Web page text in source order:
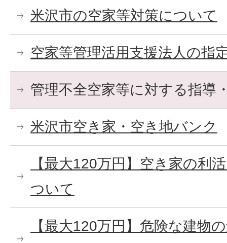
米沢市の空家等対策について
空家等管理活用支援法人の指
管理不全空家等に対する指導
米沢市空き家・空き地バンク
【最大120万円】空き家の利
ついて
【最大120万円】危険な建物